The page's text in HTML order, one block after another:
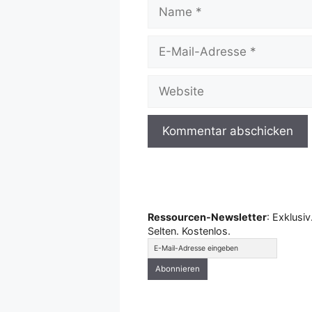
Mail-
Ressourcen-Newsletter: Exklusiv.
Selten. Kostenlos.